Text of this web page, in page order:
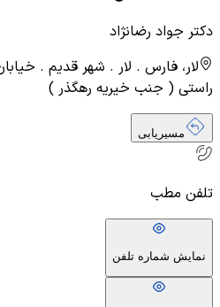
دکتر جواد رضانژاد
لار، فارس . لار . شهر قدیم .
راستی ( جنب خیریه رهگذر )
مسیریابی
تلفن مطب
نمایش شماره تلفن